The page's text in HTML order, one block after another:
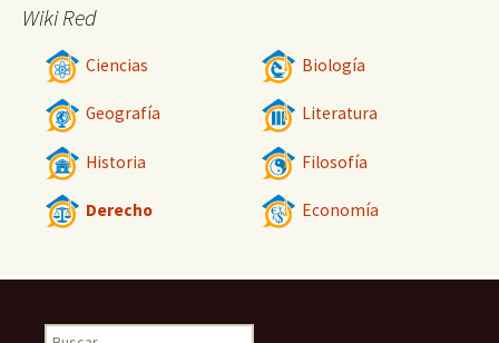
Wiki Red
Ciencias Biología
Geografía Literatura
Historia Filosofía
Derecho Economía
Buscar: